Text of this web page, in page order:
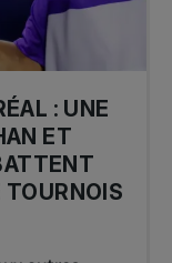
: UNE
ET
TOURNOIS